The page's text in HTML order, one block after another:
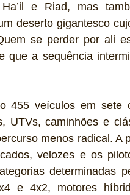
e Riad, mas
deserto gigantesco
se perder por ali
que a sequência
455 veículos em sete
UTVs, caminhões e
menos radical. A
velozes e os
determinadas
e 4x2, motores